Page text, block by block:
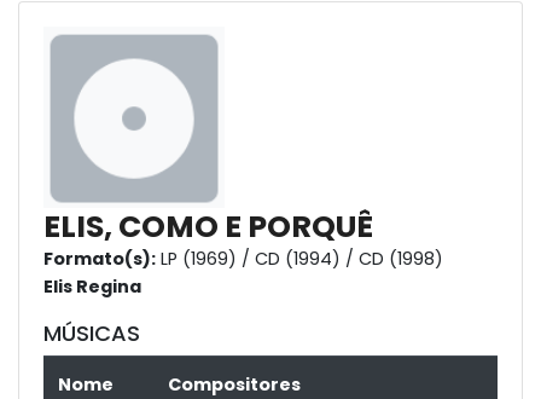
ELIS, COMO E PORQUÊ
Formato(s): LP (1969) / CD (1994) / CD (1998)
Elis Regina
MÚSICAS
Nome Compositores